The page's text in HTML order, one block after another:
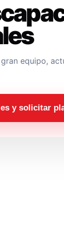
equipo,
y solicitar